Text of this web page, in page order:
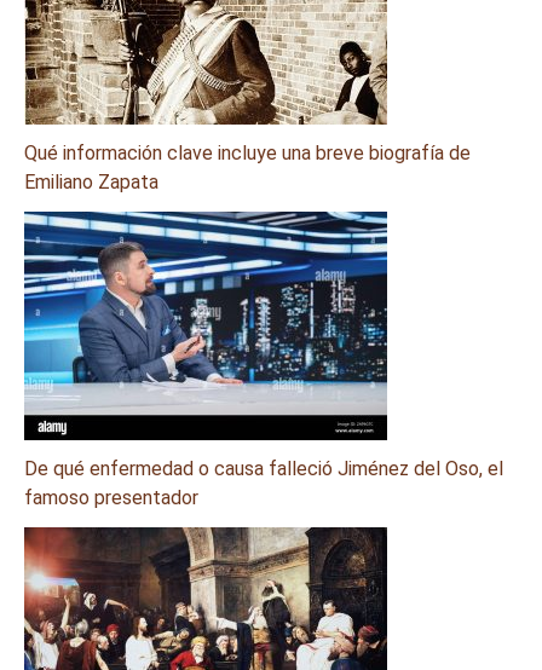
Qué información clave incluye una breve biografía de
Emiliano Zapata
De qué enfermedad o causa falleció Jiménez del Oso, el
famoso presentador